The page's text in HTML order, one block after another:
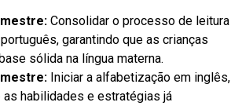
Consolidar o processo de leitura
garantindo que as crianças
sólida na língua materna.
Iniciar a alfabetização em inglês,
as habilidades e estratégias já